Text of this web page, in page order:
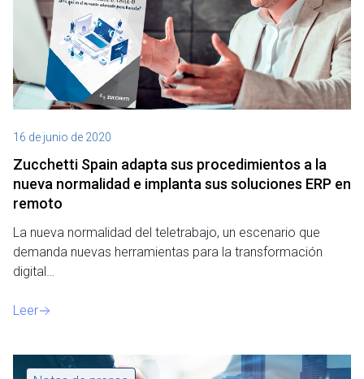
16 de junio de 2020
Zucchetti Spain adapta sus procedimientos a la
nueva normalidad e implanta sus soluciones ERP en
remoto
La nueva normalidad del teletrabajo, un escenario que
demanda nuevas herramientas para la transformación
digital…
Leer